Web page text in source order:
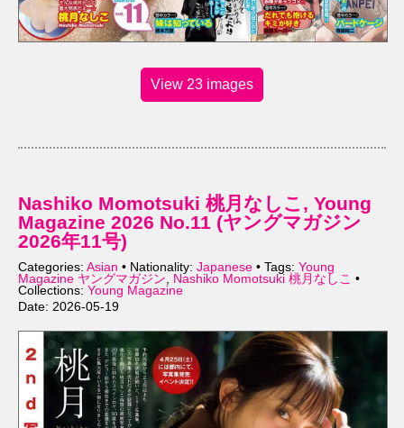
View 23 images
Nashiko Momotsuki 桃月なしこ, Young
Magazine 2026 No.11 (ヤングマガジン
2026年11号)
Categories: Asian • Nationality: Japanese • Tags: Young
Magazine ヤングマガジン
Nashiko Momotsuki 桃月なしこ •
Collections: Young Magazine
Date: 2026-05-19